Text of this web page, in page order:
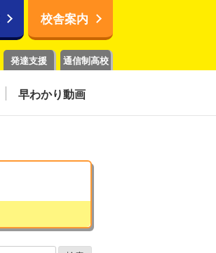
校舎案内
発達支援 通信制高校
早わかり動画